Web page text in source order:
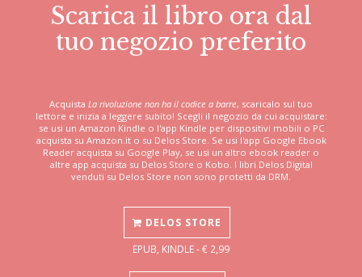
Scarica il libro ora dal
tuo negozio preferito
Acquista La rivoluzione non ha il codice a barre, scaricalo sul tuo
lettore e inizia a leggere subito! Scegli il negozio da cui acquistare:
se usi un Amazon Kindle o l'app Kindle per dispositivi mobili o PC
acquista su Amazon.it o su Delos Store. Se usi l'app Google Ebook
Reader acquista su Google Play, se usi un altro ebook reader o
altre app acquista su Delos Store o Kobo. I libri Delos Digital
venduti su Delos Store non sono protetti da DRM.
DELOS STORE
EPUB, KINDLE - € 2,99